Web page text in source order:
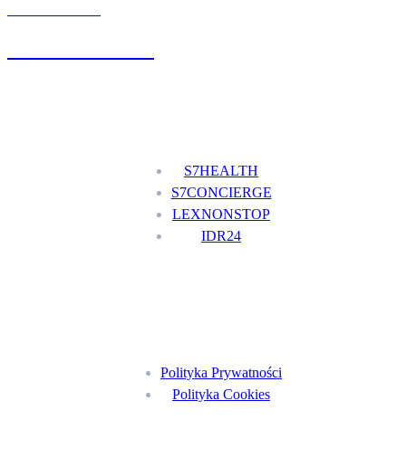
S7HEALTH
S7CONCIERGE
LEXNONSTOP
IDR24
Polityka Prywatności
Polityka Cookies